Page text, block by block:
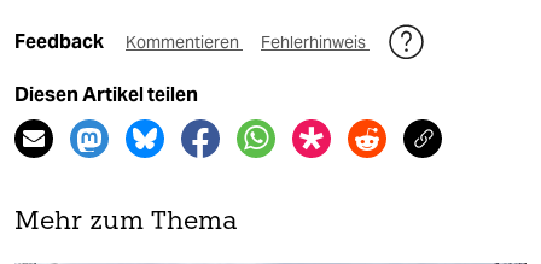
Feedback Kommentieren Fehlerhinweis
Diesen Artikel teilen
Mehr zum Thema